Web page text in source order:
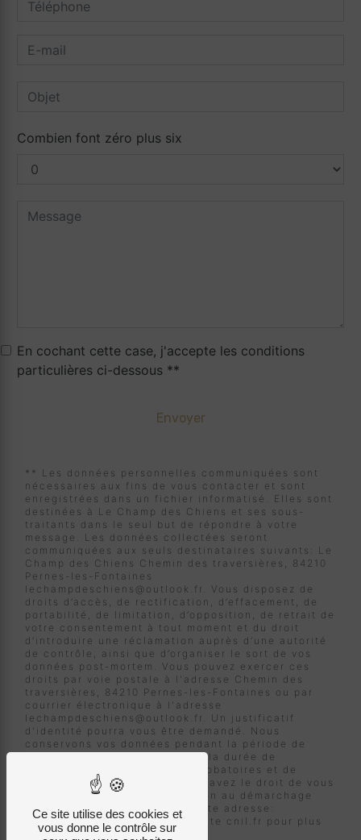
Combien font zéro plus six
En cochant cette case, j'accepte les conditions
particulières ci-dessous **
Envoyer
** Les données personnelles communiquées sont
nécessaires aux fins de vous contacter et sont
enregistrées dans un fichier informatisé. Elles sont
destinées à Le Champ des Chiens et ses sous-
traitants dans le seul but de répondre à votre
message. Les données collectées seront
communiquées aux seuls destinataires suivants: Le
Champ des Chiens Chemin des traversières, 84210
Pernes-les-Fontaines
lechampdeschiens@outlook.fr. Vous disposez de
droits d’accès, de rectification, d’effacement, de
portabilité, de limitation, d’opposition, de retrait de
votre consentement à tout moment et du droit
d’introduire une réclamation auprès d’une autorité
de contrôle, ainsi que d’organiser le sort de vos
données post-mortem. Vous pouvez exercer ces
droits par voie postale à l'adresse Chemin des
traversières, 84210 Pernes-les-Fontaines ou par
courrier électronique à l'adresse
lechampdeschiens@outlook.fr. Un justificatif
d'identité pourra vous être demandé. Nous
conservons vos données pendant la période de
prise de contact puis pendant la durée de
prescription légale aux fins probatoires et de
gestion des contentieux. Vous avez le droit de vous
inscrire sur la liste d'opposition au démarchage
téléphonique, disponible à cette adresse:
Bloctel.gouv.fr. Consultez le site cnil.fr pour plus
d’informations sur vos droits.
Ce site utilise des cookies et
vous donne le contrôle sur